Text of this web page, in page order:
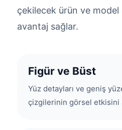
çekilecek ürün ve model
avantaj sağlar.
Figür ve Büst
Yüz detayları ve geniş
çizgilerinin görsel etkisini